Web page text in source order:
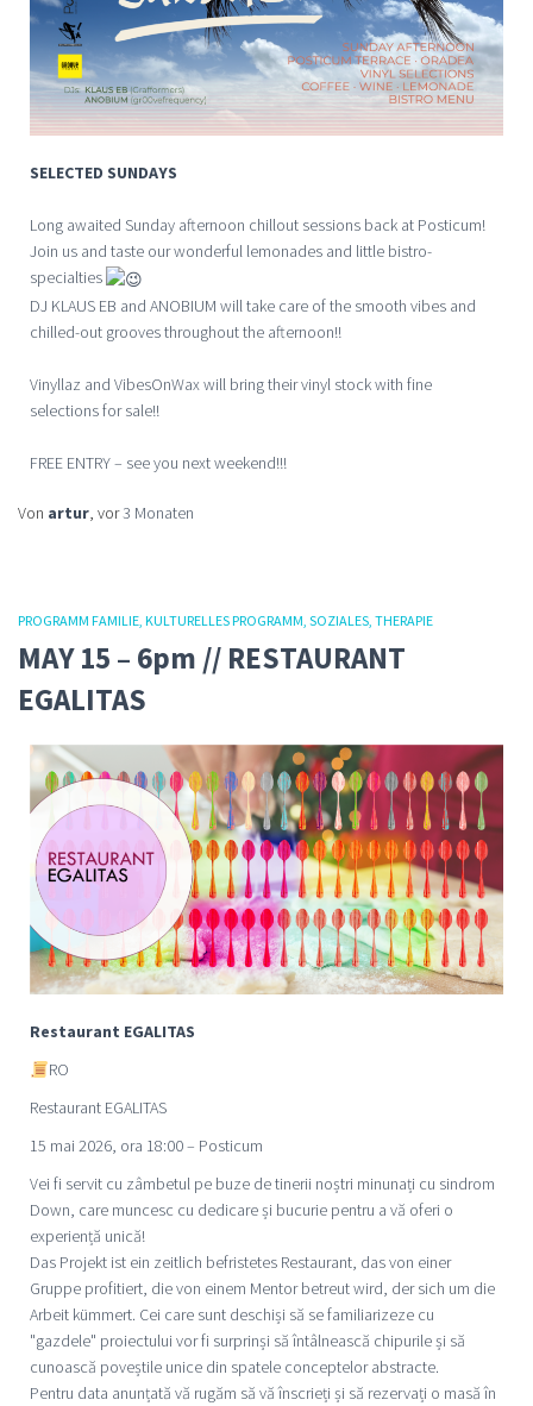
SELECTED SUNDAYS
Long awaited Sunday afternoon chillout sessions back at Posticum!
Join us and taste our wonderful lemonades and little bistro-
specialties
DJ KLAUS EB and ANOBIUM will take care of the smooth vibes and
chilled-out grooves throughout the afternoon!!
Vinyllaz and VibesOnWax will bring their vinyl stock with fine
selections for sale!!
FREE ENTRY – see you next weekend!!!
Von artur, vor3 Monaten
PROGRAMM FAMILIE KULTURELLES PROGRAMM SOZIALES THERAPIE
MAY 15 – 6pm // RESTAURANT
EGALITAS
Restaurant EGALITAS
RO
Restaurant EGALITAS
15 mai 2026, ora 18:00 – Posticum
Vei fi servit cu zâmbetul pe buze de tinerii noștri minunați cu sindrom
Down, care muncesc cu dedicare și bucurie pentru a vă oferi o
experiență unică!
Das Projekt ist ein zeitlich befristetes Restaurant, das von einer
Gruppe profitiert, die von einem Mentor betreut wird, der sich um die
Arbeit kümmert. Cei care sunt deschiși să se familiarizeze cu
"gazdele" proiectului vor fi surprinși să întâlnească chipurile și să
cunoască poveștile unice din spatele conceptelor abstracte.
Pentru data anunțată vă rugăm să vă înscrieți și să rezervați o masă în